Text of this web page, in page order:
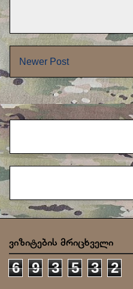
Newer Post
ვიზიტების მრიცხველი
6 9 3 5 3 2